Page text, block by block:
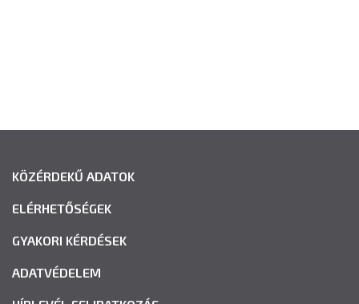
KÖZÉRDEKŰ ADATOK
ELÉRHETŐSÉGEK
GYAKORI KÉRDÉSEK
ADATVÉDELEM